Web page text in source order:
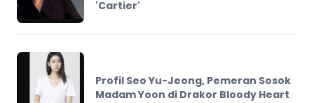
'Cartier'
Profil Seo Yu-Jeong, Pemeran Sosok
Madam Yoon di Drakor Bloody Heart